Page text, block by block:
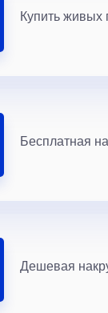
Купить живых
Бесплатная
Дешевая